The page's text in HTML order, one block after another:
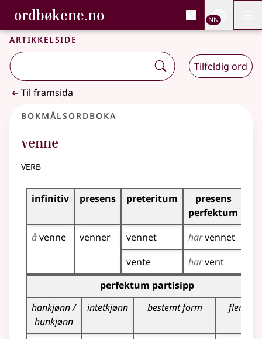
Gå til hovudinnhald
Tilgjenge
ordbøkene.no, Bokmålsordboka og
Bokmålsordboka og Nynorskordboka
NN
Artikkelside
Tilfeldig ord
Til framsida
Bokmålsordboka
venne
verb
Bøyingstabell for dette verbet
infinitiv presens preteritum
presens
perfektum
åvenne venner vennet harvennet
vente
harvent
Bøyingstabell for dette verbet (partisippformer)
perfektum partisipp
hankjønn /
hunkjønn
intetkjønn bestemt form flertall